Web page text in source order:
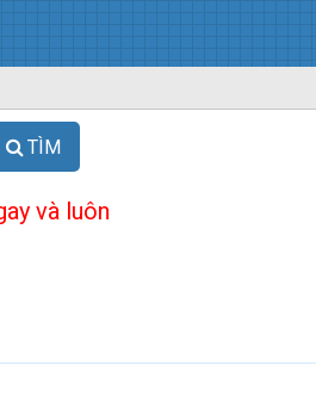
TÌM
và luôn